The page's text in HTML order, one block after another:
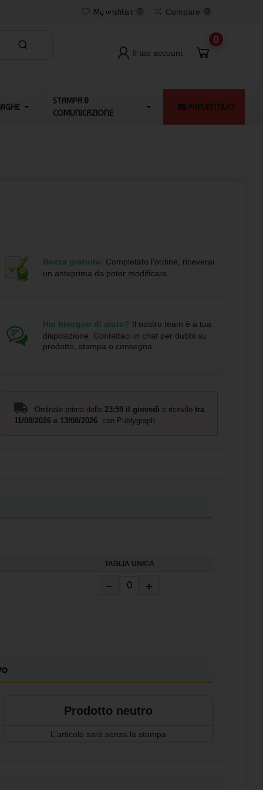
My wishlist 0 Compare 0
Il tuo account
0
STAMPA &
COMUNICAZIONE
PREVENTIVO
Bozza gratuita: Completato l'ordine, riceverai
un anteprima da poter modificare.
Hai bisogno di aiuto? Il nostro team è a tua
disposizione. Contattaci in chat per dubbi su
prodotto, stampa o consegna..
Ordinalo prima delle 23:59 il giovedì e ricevilo tra
11/08/2026 e 13/08/2026 con Publygraph
TAGLIA UNICA
− +
Prodotto neutro
L'articolo sarà senza la stampa